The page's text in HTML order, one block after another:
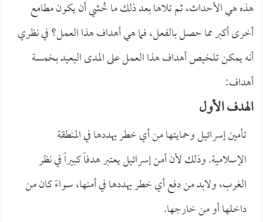
هذه هي الأحداث، ثم تلاها بعد ذلك ما خُشي أن يكون مطامع
أخرى أكبر مما حصل بالفعل، فما هي أهداف هذا العمل؟ في نظري
أنه يمكن تلخيص أهداف هذا العمل على المدى البعيد بخمسة
أهداف:
الهدف الأول
تأمين إسرائيل وحمايتها من أي خطر يهددها في المنطقة
الإسلامية. وذلك لأن أمن إسرائيل يعتبر هدفاً كبيراً في نظر
الغرب، ولابد من دفع أي خطر يهددها في أمنها، سواءً كان من
داخلها أو من خارجها.